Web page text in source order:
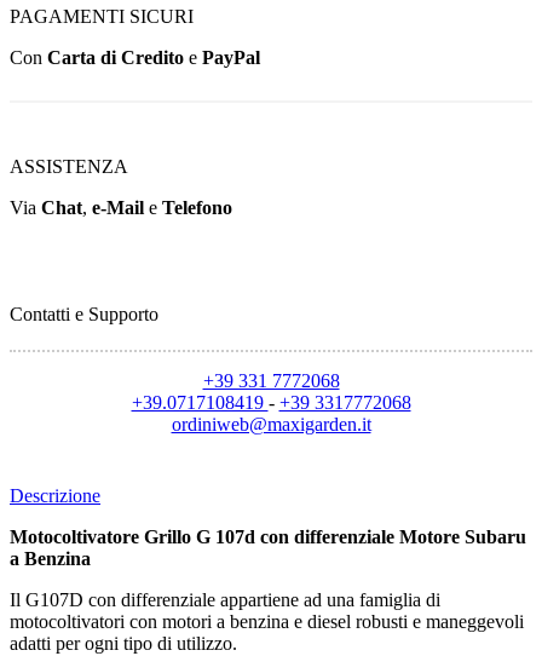
PAGAMENTI SICURI
Con Carta di Credito e PayPal
ASSISTENZA
Via Chat, e-Mail e Telefono
Contatti e Supporto
+39 331 7772068
+39.0717108419 - +39 3317772068
ordiniweb@maxigarden.it
Descrizione
Motocoltivatore Grillo G 107d con differenziale Motore Subaru
a Benzina
Il G107D con differenziale appartiene ad una famiglia di
motocoltivatori con motori a benzina e diesel robusti e maneggevoli
adatti per ogni tipo di utilizzo.